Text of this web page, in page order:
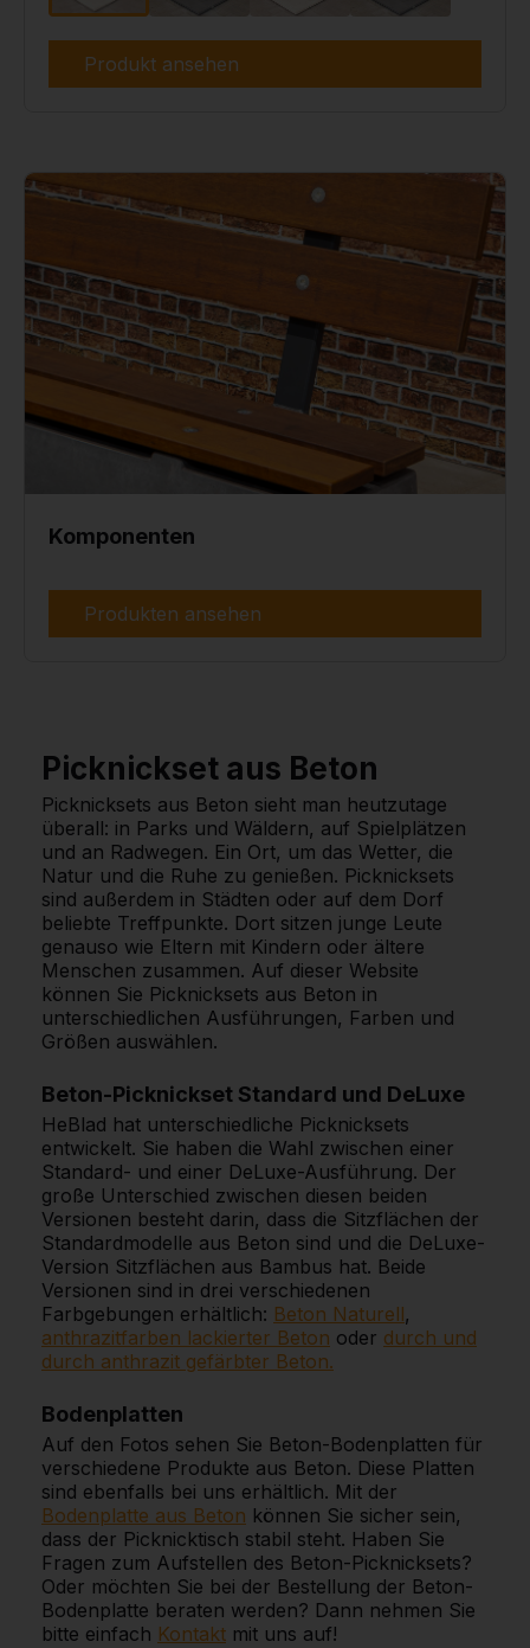
Produkt ansehen
Komponenten
Produkten ansehen
Picknickset aus Beton
Picknicksets aus Beton sieht man heutzutage
überall: in Parks und Wäldern, auf Spielplätzen
und an Radwegen. Ein Ort, um das Wetter, die
Natur und die Ruhe zu genießen. Picknicksets
sind außerdem in Städten oder auf dem Dorf
beliebte Treffpunkte. Dort sitzen junge Leute
genauso wie Eltern mit Kindern oder ältere
Menschen zusammen. Auf dieser Website
können Sie Picknicksets aus Beton in
unterschiedlichen Ausführungen, Farben und
Größen auswählen.
Beton-Picknickset Standard und DeLuxe
HeBlad hat unterschiedliche Picknicksets
entwickelt. Sie haben die Wahl zwischen einer
Standard- und einer DeLuxe-Ausführung. Der
große Unterschied zwischen diesen beiden
Versionen besteht darin, dass die Sitzflächen der
Standardmodelle aus Beton sind und die DeLuxe-
Version Sitzflächen aus Bambus hat. Beide
Versionen sind in drei verschiedenen
Farbgebungen erhältlich: Beton Naturell,
anthrazitfarben lackierter Beton oder durch und
durch anthrazit gefärbter Beton.
Bodenplatten
Auf den Fotos sehen Sie Beton-Bodenplatten für
verschiedene Produkte aus Beton. Diese Platten
sind ebenfalls bei uns erhältlich. Mit der
Bodenplatte aus Beton können Sie sicher sein,
dass der Picknicktisch stabil steht. Haben Sie
Fragen zum Aufstellen des Beton-Picknicksets?
Oder möchten Sie bei der Bestellung der Beton-
Bodenplatte beraten werden? Dann nehmen Sie
bitte einfach Kontakt mit uns auf!